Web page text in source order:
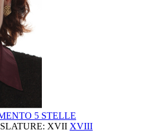
5 STELLE
XVII XVIII